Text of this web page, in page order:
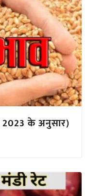
के अनुसार)